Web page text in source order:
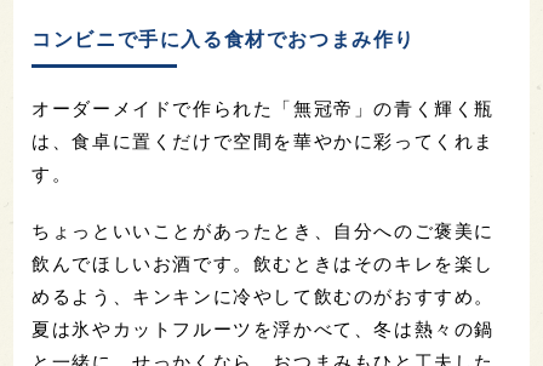
コンビニで手に入る食材でおつまみ作り
オーダーメイドで作られた「無冠帝」の青く輝く瓶
は、食卓に置くだけで空間を華やかに彩ってくれま
す。
ちょっといいことがあったとき、自分へのご褒美に
飲んでほしいお酒です。飲むときはそのキレを楽し
めるよう、キンキンに冷やして飲むのがおすすめ。
夏は氷やカットフルーツを浮かべて、冬は熱々の鍋
と一緒に。せっかくなら、おつまみもひと工夫した